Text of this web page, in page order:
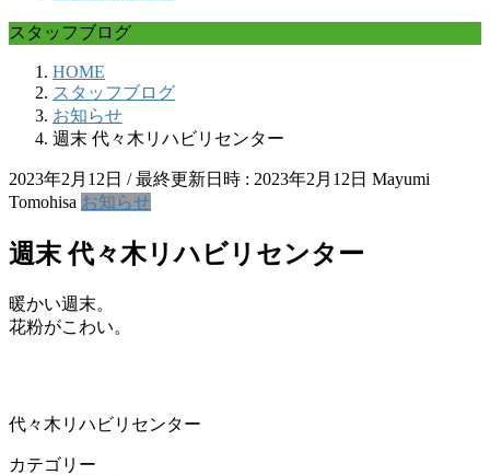
スタッフブログ
HOME
スタッフブログ
お知らせ
週末 代々木リハビリセンター
2023年2月12日 / 最終更新日時 : 2023年2月12日 Mayumi
Tomohisa お知らせ
週末 代々木リハビリセンター
暖かい週末。
花粉がこわい。
代々木リハビリセンター
カテゴリー